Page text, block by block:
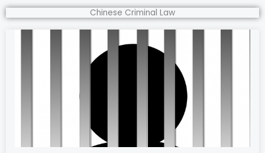
Chinese Criminal Law